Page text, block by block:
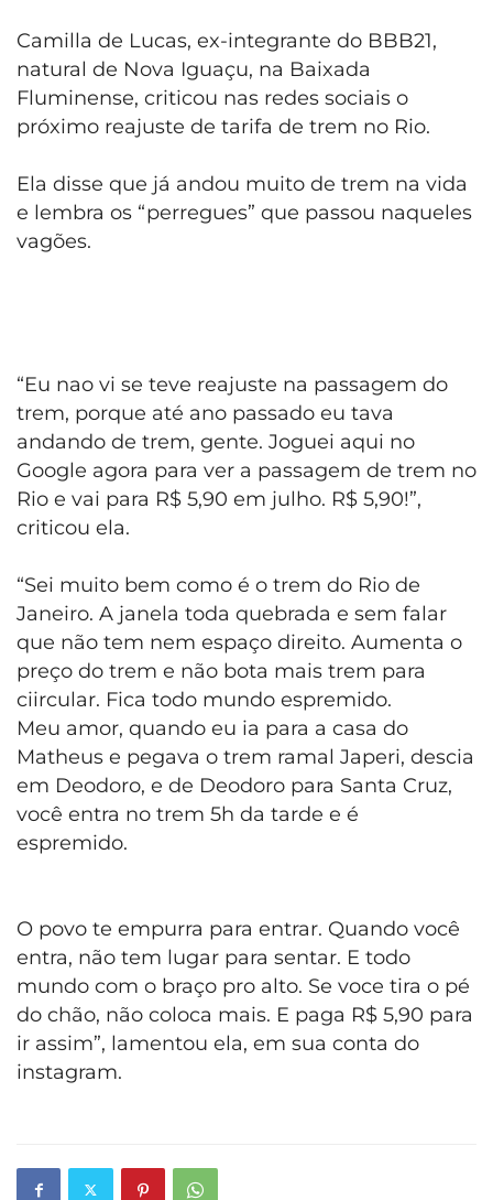
Camilla de Lucas, ex-integrante do BBB21,
natural de Nova Iguaçu, na Baixada
Fluminense, criticou nas redes sociais o
próximo reajuste de tarifa de trem no Rio.
Ela disse que já andou muito de trem na vida
e lembra os “perregues” que passou naqueles
vagões.
“Eu nao vi se teve reajuste na passagem do
trem, porque até ano passado eu tava
andando de trem, gente. Joguei aqui no
Google agora para ver a passagem de trem no
Rio e vai para R$ 5,90 em julho. R$ 5,90!”,
criticou ela.
“Sei muito bem como é o trem do Rio de
Janeiro. A janela toda quebrada e sem falar
que não tem nem espaço direito. Aumenta o
preço do trem e não bota mais trem para
ciircular. Fica todo mundo espremido.
Meu amor, quando eu ia para a casa do
Matheus e pegava o trem ramal Japeri, descia
em Deodoro, e de Deodoro para Santa Cruz,
você entra no trem 5h da tarde e é
espremido.
O povo te empurra para entrar. Quando você
entra, não tem lugar para sentar. E todo
mundo com o braço pro alto. Se voce tira o pé
do chão, não coloca mais. E paga R$ 5,90 para
ir assim”, lamentou ela, em sua conta do
instagram.